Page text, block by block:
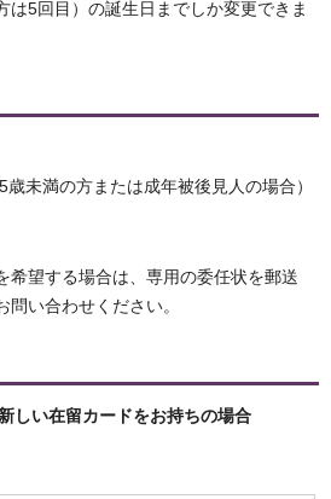
は5回目）の誕生日までしか変更できま
未満の方または成年被後見人の場合）
希望する場合は、専用の委任状を郵送
い合わせください。
しい在留カードをお持ちの場合